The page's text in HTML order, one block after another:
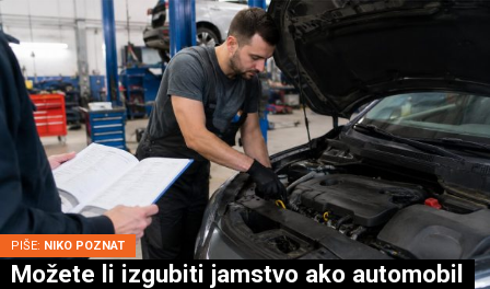
PIŠE: NIKO POZNAT
Možete li izgubiti jamstvo ako automobil